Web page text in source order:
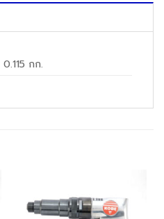
0.115 กก.